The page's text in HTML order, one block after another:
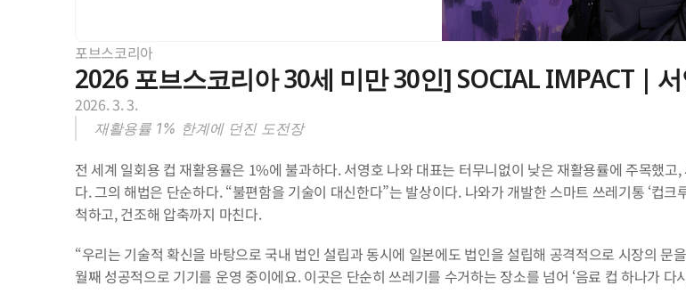
포브스코리아
2026 포브스코리아 30세 미만 30인] SOCIAL IMPACT |
2026. 3. 3.
재활용률 1% 한계에 던진 도전장
전 세계 일회용 컵 재활용률은 1%에 불과하다. 서영호 나와 대표는 터무니없이 낮은 재활용률에 주목했
다. 그의 해법은 단순하다. “불편함을 기술이 대신한다”는 발상이다. 나와가 개발한 스마트 쓰레기통 ‘컵
척하고, 건조해 압축까지 마친다.
“우리는 기술적 확신을 바탕으로 국내 법인 설립과 동시에 일본에도 법인을 설립해 공격적으로 시장의 문
월째 성공적으로 기기를 운영 중이에요. 이곳은 단순히 쓰레기를 수거하는 장소를 넘어 ‘음료 컵 하나가